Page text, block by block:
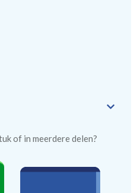
of in meerdere delen?